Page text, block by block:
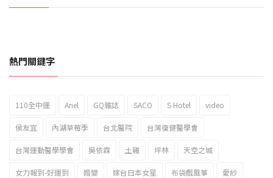
2023新北市北海岸國際風箏節「風在石起」霸氣回歸
熱門關鍵字
110全中運 Ariel GQ雜誌 SACO S Hotel video
侯友宜 內湖草莓季 台北醫院 台灣復健醫學會
台灣運動醫學學會 吳依霖 土雞 坪林 天空之城
女力報到-好運到 婚變 嫁台日本女星 布袋戲風箏 愛紗